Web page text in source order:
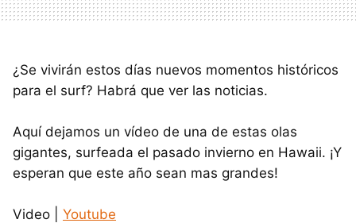
¿Se vivirán estos días nuevos momentos históricos
para el surf? Habrá que ver las noticias.
Aquí dejamos un vídeo de una de estas olas
gigantes, surfeada el pasado invierno en Hawaii. ¡Y
esperan que este año sean mas grandes!
Video | Youtube